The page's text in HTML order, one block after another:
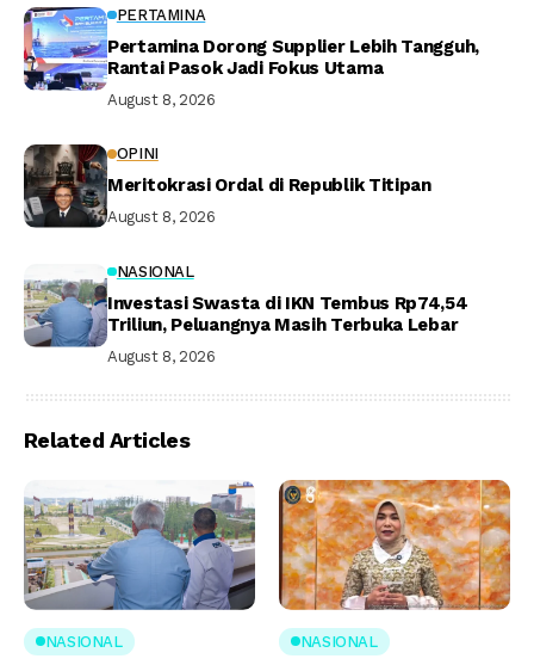
PERTAMINA
Pertamina Dorong Supplier Lebih Tangguh,
Rantai Pasok Jadi Fokus Utama
August 8, 2026
OPINI
Meritokrasi Ordal di Republik Titipan
August 8, 2026
NASIONAL
Investasi Swasta di IKN Tembus Rp74,54
Triliun, Peluangnya Masih Terbuka Lebar
August 8, 2026
Related Articles
NASIONAL NASIONAL